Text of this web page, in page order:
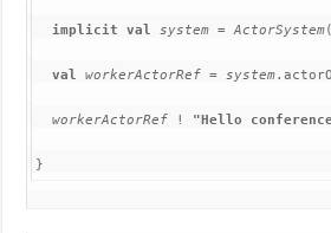
implicit val system = ActorSystem(
val workerActorRef = system
workerActorRef ! "Hello
}